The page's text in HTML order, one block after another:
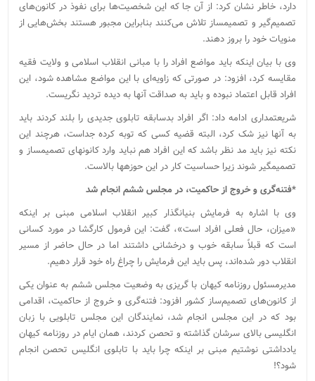
دارد، خاطر نشان کرد: از آن جا که این شخصیت‌ها برای نفوذ در کانون‌های
تصمیم‌گیر و تصمیم‎ساز تلاش می‌کنند بنابراین مجبور هستند بخش‌هایی از
منویات خود را بروز دهند.
وی با بیان اینکه باید مواضع افراد را با مبانی انقلاب اسلامی و ولایت فقیه
مقایسه کرد، افزود: در صورتی که زاویه‌ای با این مواضع مشاهده شود، این
افراد قابل اعتماد نبوده و باید به صداقت آنها به دیده تردید نگریست.
شریعتمداری ادامه داد: اگر افراد بدسابقه تابلوی جدیدی را بلند کردند باید
به آنها نیز شک کرد، البته قضیه کسی که توبه کرده جداست، هرچند این
نکته نیز باید مد نظر باشد که این افراد هم نباید وارد کانون‎های تصمیم‎ساز و
تصمیم‎گیر شوند زیرا حساسیت کار در این حوزه‎ها بالاست.
*فتنه‌گری و خروج از حاکمیت، در مجلس ششم انجام شد
وی با اشاره به فرمایش بنیانگذار کبیر انقلاب اسلامی مبنی بر اینکه
«میزان، حال فعلی افراد است»، گفت: این فرمول کارگشا در مورد کسانی
است که قبلاً سابقه خوب و درخشانی داشتند اما در حال حاضر از مسیر
انقلاب دور شده‌اند، پس باید این فرمایش را چراغ راه خود قرار دهیم.
مدیرمسئول روزنامه کیهان با گریزی به وضعیت مجلس ششم به عنوان یکی
از کانون‌های تصمیم‌ساز کشور افزود: فتنه‌گری و خروج از حاکمیت، اقدامی
بود که در این مجلس انجام شد، نمایندگان این مجلس تابلویی با زبان
انگلیسی بالای سرشان گذاشته و تحصن کردند، همان ایام در روزنامه کیهان
یادداشتی نوشتیم مبنی بر اینکه چرا باید با تابلوی انگلیس تحصن انجام
شود؟!